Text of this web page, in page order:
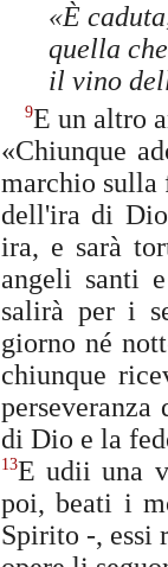
«È
quella
il vino
9E un altro
«Chiunque
marchio
dell'ira di
ira, e sarà
angeli santi
salirà per i
giorno né
chiunque
di Dio e la
13E udii una
poi, beati i
Spirito -, essi